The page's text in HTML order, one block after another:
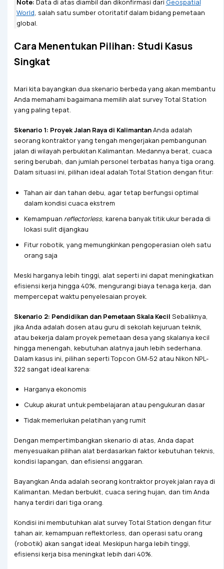
Note: Data di atas diambil dan dikonfirmasi dari Geospatial
World, salah satu sumber otoritatif dalam bidang pemetaan
global.
Cara Menentukan Pilihan: Studi Kasus
Singkat
Mari kita bayangkan dua skenario berbeda yang akan membantu
Anda memahami bagaimana memilih alat survey Total Station
yang paling tepat.
Skenario 1: Proyek Jalan Raya di KalimantanAnda adalah
seorang kontraktor yang tengah mengerjakan pembangunan
jalan di wilayah perbukitan Kalimantan. Medannya berat, cuaca
sering berubah, dan jumlah personel terbatas hanya tiga orang.
Dalam situasi ini, pilihan ideal adalah Total Station dengan fitur:
Tahan air dan tahan debu, agar tetap berfungsi optimal
dalam kondisi cuaca ekstrem
Kemampuan reflectorless, karena banyak titik ukur berada di
lokasi sulit dijangkau
Fitur robotik, yang memungkinkan pengoperasian oleh satu
orang saja
Meski harganya lebih tinggi, alat seperti ini dapat meningkatkan
efisiensi kerja hingga 40%, mengurangi biaya tenaga kerja, dan
mempercepat waktu penyelesaian proyek.
Skenario 2: Pendidikan dan Pemetaan Skala Kecil Sebaliknya,
jika Anda adalah dosen atau guru di sekolah kejuruan teknik,
atau bekerja dalam proyek pemetaan desa yang skalanya kecil
hingga menengah, kebutuhan alatnya jauh lebih sederhana.
Dalam kasus ini, pilihan seperti Topcon GM-52 atau Nikon NPL-
322 sangat ideal karena:
Harganya ekonomis
Cukup akurat untuk pembelajaran atau pengukuran dasar
Tidak memerlukan pelatihan yang rumit
Dengan mempertimbangkan skenario di atas, Anda dapat
menyesuaikan pilihan alat berdasarkan faktor kebutuhan teknis,
kondisi lapangan, dan efisiensi anggaran.
Bayangkan Anda adalah seorang kontraktor proyek jalan raya di
Kalimantan. Medan berbukit, cuaca sering hujan, dan tim Anda
hanya terdiri dari tiga orang.
Kondisi ini membutuhkan alat survey Total Station dengan fitur
tahan air, kemampuan reflektorless, dan operasi satu orang
(robotik) akan sangat ideal. Meskipun harga lebih tinggi,
efisiensi kerja bisa meningkat lebih dari 40%.